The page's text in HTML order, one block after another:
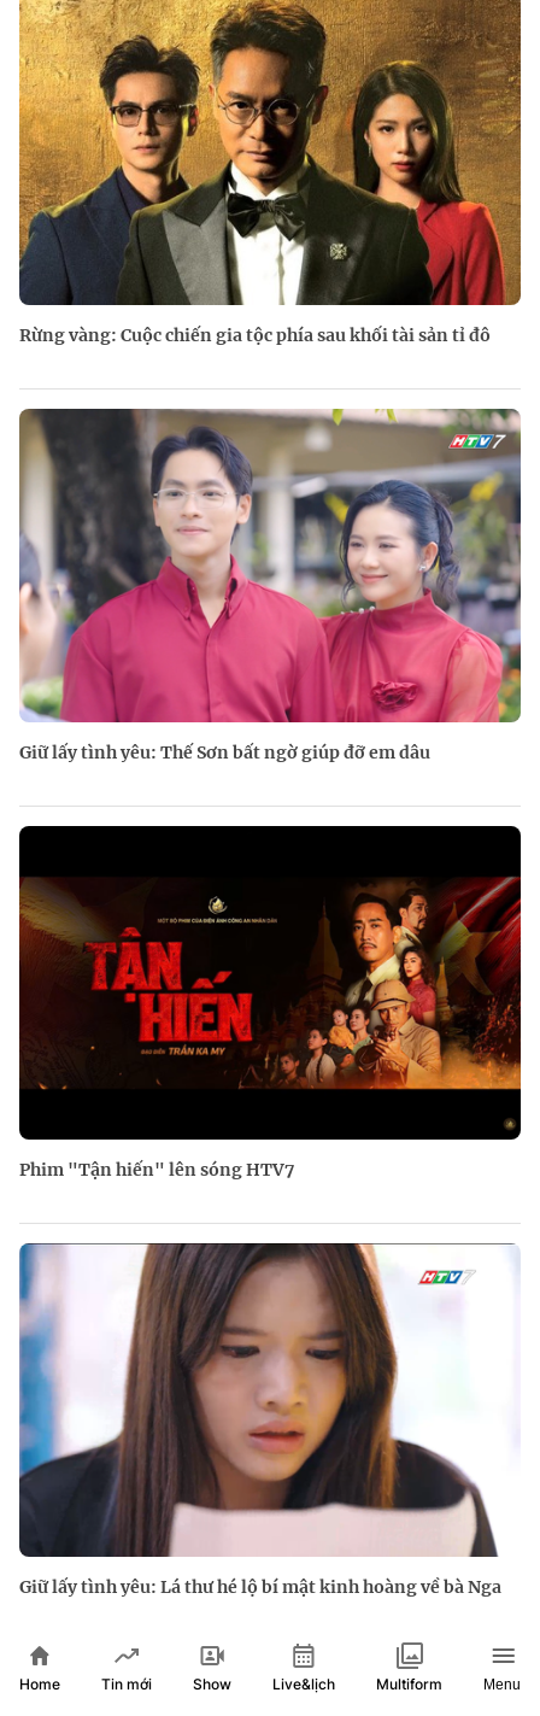
Rừng vàng: Cuộc chiến gia tộc phía sau khối tài sản tỉ đô
Giữ lấy tình yêu: Thế Sơn bất ngờ giúp đỡ em dâu
Phim "Tận hiến" lên sóng HTV7
Giữ lấy tình yêu: Lá thư hé lộ bí mật kinh hoàng về bà Nga
Home Tin mới Show Live&lịch Multiform Menu